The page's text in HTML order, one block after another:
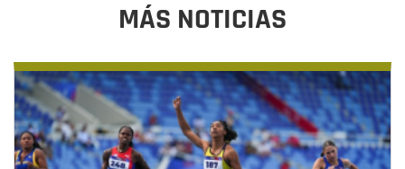
MÁS NOTICIAS